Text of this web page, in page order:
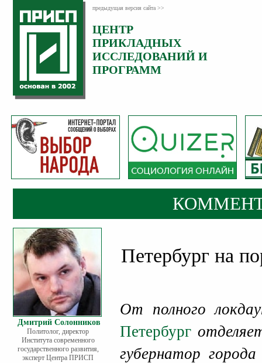
предыдущая версия сайта >>
ЦЕНТР
ПРИКЛАДНЫХ
ИССЛЕДОВАНИЙ И
ПРОГРАММ
Дмитрий Солонников
Политолог, директор
Института современного
государственного развития,
эксперт Центра ПРИСП
Петербург на
От полного
Петербург
губернатор
Категория:
Комментарии